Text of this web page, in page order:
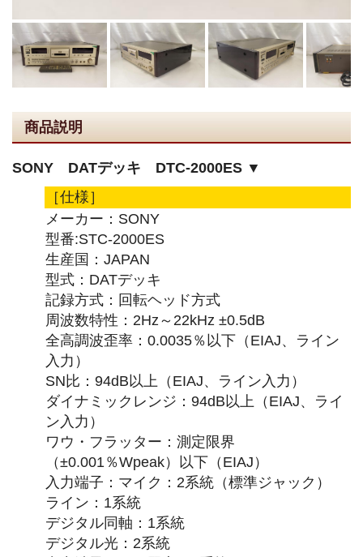
商品説明
SONY DATデッキ DTC-2000ES ▼
［仕様］
メーカー：SONY
型番:STC-2000ES
生産国：JAPAN
型式：DATデッキ
記録方式：回転ヘッド方式
周波数特性：2Hz～22kHz ±0.5dB
全高調波歪率：0.0035％以下（EIAJ、ライン
入力）
SN比：94dB以上（EIAJ、ライン入力）
ダイナミックレンジ：94dB以上（EIAJ、ライ
ン入力）
ワウ・フラッター：測定限界
（±0.001％Wpeak）以下（EIAJ）
入力端子：マイク：2系統（標準ジャック）
ライン：1系統
デジタル同軸：1系統
デジタル光：2系統